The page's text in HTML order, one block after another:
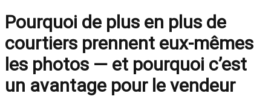
Pourquoi de plus en plus de
courtiers prennent eux-mêmes
les photos — et pourquoi c’est
un avantage pour le vendeur